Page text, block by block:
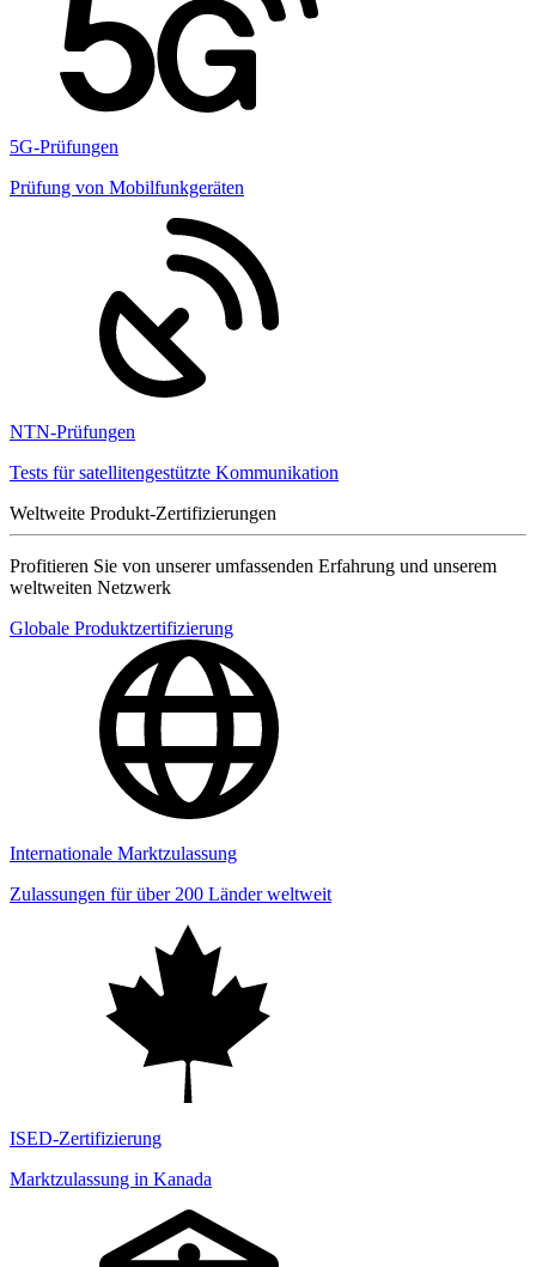
5G-Prüfungen
Prüfung von Mobilfunkgeräten
NTN-Prüfungen
Tests für satellitengestützte Kommunikation
Weltweite Produkt-Zertifizierungen
Profitieren Sie von unserer umfassenden Erfahrung und unserem
weltweiten Netzwerk
Globale Produktzertifizierung
Internationale Marktzulassung
Zulassungen für über 200 Länder weltweit
ISED-Zertifizierung
Marktzulassung in Kanada